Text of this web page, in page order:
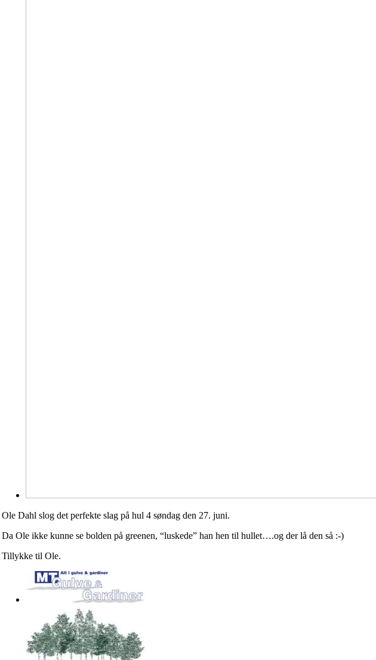
Ole Dahl slog det perfekte slag på hul 4 søndag den 27. juni.
Da Ole ikke kunne se bolden på greenen, “luskede” han hen til hullet….og der lå den så :-)
Tillykke til Ole.